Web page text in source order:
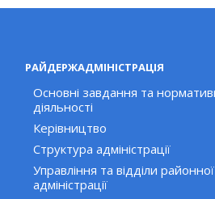
РАЙДЕРЖАДМІНІСТРАЦІЯ
Основні завдання та
діяльності
Керівництво
Структура адміністрації
Управління та відділи
адміністрації